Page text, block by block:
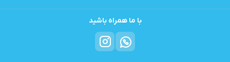
با ما همراه باشید